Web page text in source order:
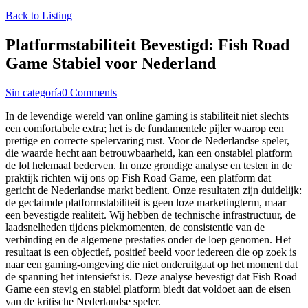
Back to Listing
Platformstabiliteit Bevestigd: Fish Road
Game Stabiel voor Nederland
Sin categoría0 Comments
In de levendige wereld van online gaming is stabiliteit niet slechts
een comfortabele extra; het is de fundamentele pijler waarop een
prettige en correcte spelervaring rust. Voor de Nederlandse speler,
die waarde hecht aan betrouwbaarheid, kan een onstabiel platform
de lol helemaal bederven. In onze grondige analyse en testen in de
praktijk richten wij ons op Fish Road Game, een platform dat
gericht de Nederlandse markt bedient. Onze resultaten zijn duidelijk:
de geclaimde platformstabiliteit is geen loze marketingterm, maar
een bevestigde realiteit. Wij hebben de technische infrastructuur, de
laadsnelheden tijdens piekmomenten, de consistentie van de
verbinding en de algemene prestaties onder de loep genomen. Het
resultaat is een objectief, positief beeld voor iedereen die op zoek is
naar een gaming-omgeving die niet onderuitgaat op het moment dat
de spanning het intensiefst is. Deze analyse bevestigt dat Fish Road
Game een stevig en stabiel platform biedt dat voldoet aan de eisen
van de kritische Nederlandse speler.